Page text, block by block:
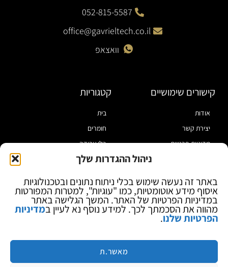
ניהול ההגדרות שלך
באתר זה נעשה שימוש בכלי ניתוח נתונים ובטכנולוגיות
איסוף מידע אוטומטיות, כמו "עוגיות", למטרות המפורטות
במדיניות הפרטיות של האתר. המשך הגלישה באתר
מהווה את הסכמתך לכך. למידע נוסף נא לעיין במדיניות
הפרטיות שלנו.
מאשר.ת
052-815-5587
office@gavrieltech.co.il
וואצאפ
קישורים שימושיים
אודות
יצירת קשר
מדיניות פרטיות
בלוג
קטגוריות
בית
חומרים
כלי עבודה
מוצרי הלחמה
ספקי כח ומודדים
ציוד אופטי להגדלה
מותגים